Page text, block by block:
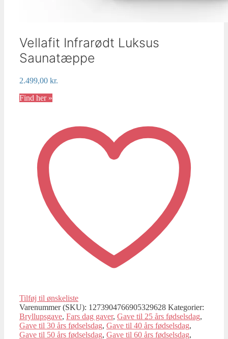
Vellafit Infrarødt Luksus
Saunatæppe
2.499,00 kr.
Find her »
Tilføj til ønskeliste
Varenummer (SKU): 1273904766905329628 Kategorier:
Bryllupsgave, Fars dag gaver, Gave til 25 års fødselsdag,
Gave til 30 års fødselsdag, Gave til 40 års fødselsdag,
Gave til 50 års fødselsdag, Gave til 60 års fødselsdag,